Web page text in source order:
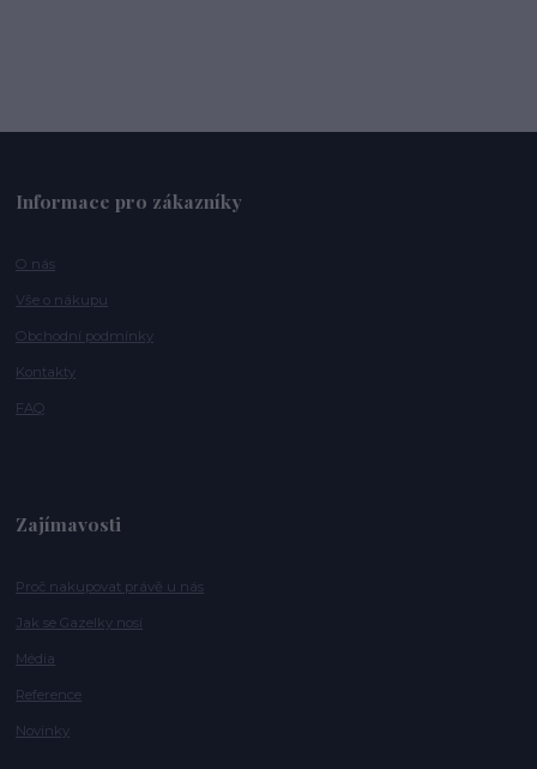
Informace pro zákazníky
O nás
Vše o nákupu
Obchodní podmínky
Kontakty
FAQ
Zajímavosti
Proč nakupovat právě u nás
Jak se Gazelky nosí
Média
Reference
Novinky